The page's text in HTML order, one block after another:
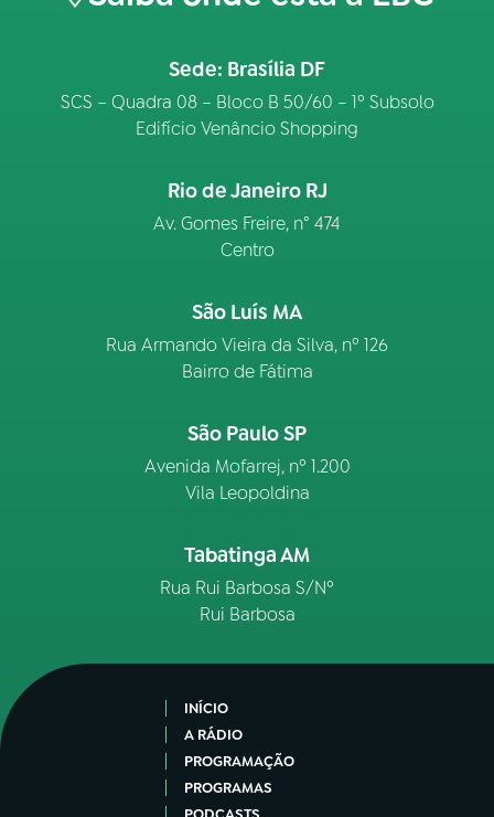
Sede: Brasília DF
SCS – Quadra 08 – Bloco B 50/60 – 1º Subsolo
Edifício Venâncio Shopping
Rio de Janeiro RJ
Av. Gomes Freire, n° 474
Centro
São Luís MA
Rua Armando Vieira da Silva, nº 126
Bairro de Fátima
São Paulo SP
Avenida Mofarrej, nº 1.200
Vila Leopoldina
Tabatinga AM
Rua Rui Barbosa S/Nº
Rui Barbosa
INÍCIO
A RÁDIO
PROGRAMAÇÃO
PROGRAMAS